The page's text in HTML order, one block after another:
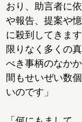
おり、助言者に
や報告、提案や
に殺到してきま
限りなく多くの
べき事柄のなか
間もせいぜい数
いのです」